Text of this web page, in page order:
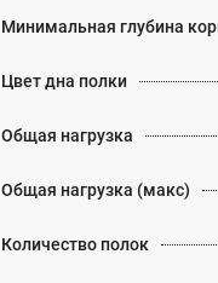
Минимальная глубина
Цвет дна полки
Общая нагрузка
Общая нагрузка (макс)
Количество полок